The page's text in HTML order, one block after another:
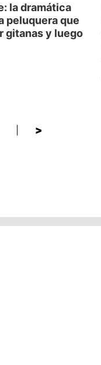
la dramática
peluquera que
gitanas y luego
>